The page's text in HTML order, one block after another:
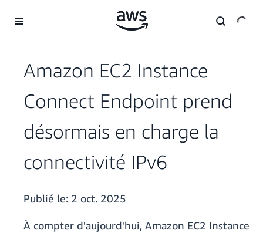
Amazon EC2 Instance
Connect Endpoint prend
désormais en charge la
connectivité IPv6
Publié le: 2 oct. 2025
À compter d'aujourd'hui, Amazon EC2 Instance